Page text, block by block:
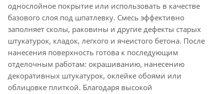
однослойное покрытие или использовать в качестве
базового слоя под шпатлевку. Смесь эффективно
заполняет сколы, раковины и другие дефекты старых
штукатурок, кладок, легкого и ячеистого бетона. После
нанесения поверхность готова к последующим
отделочным работам: окрашиванию, нанесению
декоративных штукатурок, оклейке обоями или
облицовке плиткой. Благодаря высокой